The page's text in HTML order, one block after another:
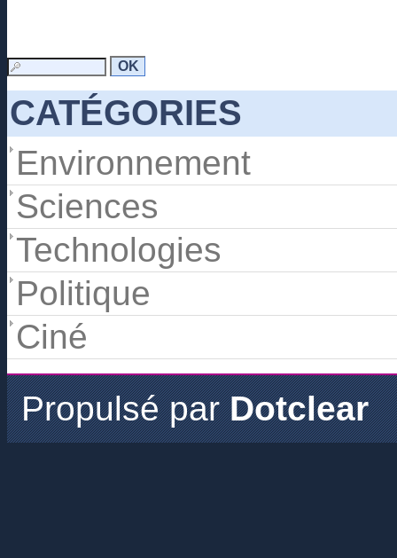
CATÉGORIES
Environnement
Sciences
Technologies
Politique
Ciné
Propulsé parDotclear